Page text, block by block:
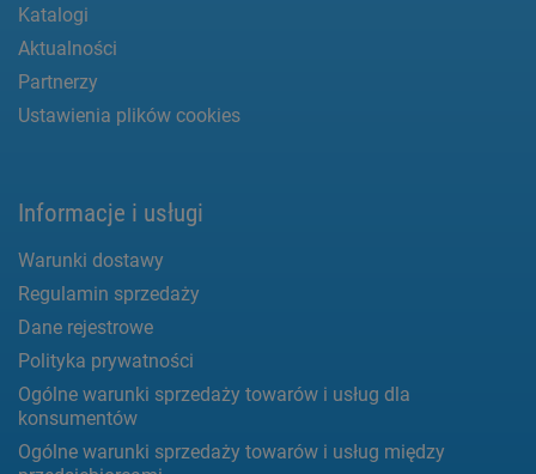
Katalogi
Aktualności
Partnerzy
Ustawienia plików cookies
Informacje i usługi
Warunki dostawy
Regulamin sprzedaży
Dane rejestrowe
Polityka prywatności
Ogólne warunki sprzedaży towarów i usług dla
konsumentów
Ogólne warunki sprzedaży towarów i usług między